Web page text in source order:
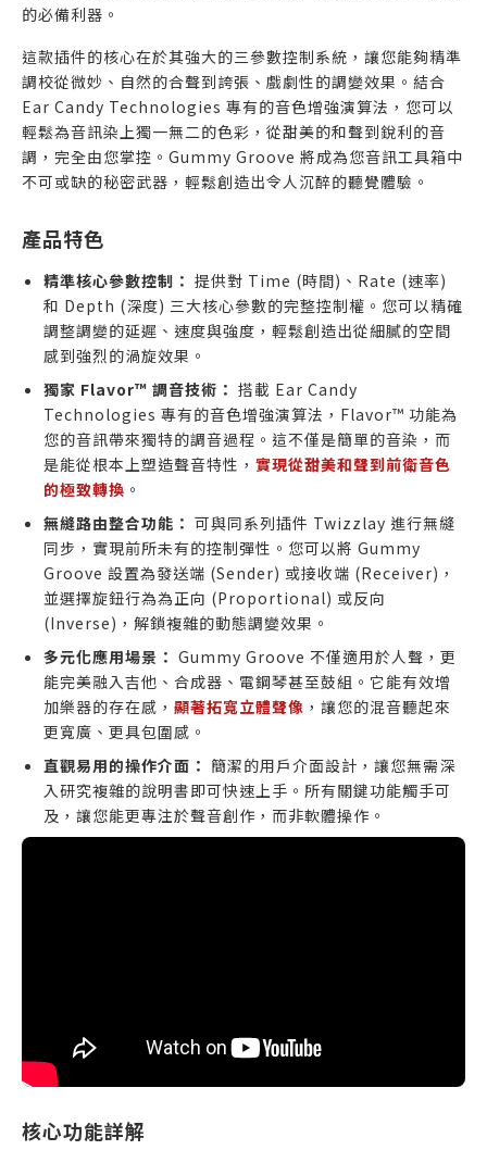
的必備利器。
這款插件的核心在於其強大的三參數控制系統，讓您能夠精準
調校從微妙、自然的合聲到誇張、戲劇性的調變效果。結合
Ear Candy Technologies 專有的音色增強演算法，您可以
輕鬆為音訊染上獨一無二的色彩，從甜美的和聲到銳利的音
調，完全由您掌控。Gummy Groove 將成為您音訊工具箱中
不可或缺的秘密武器，輕鬆創造出令人沉醉的聽覺體驗。
產品特色
精準核心參數控制： 提供對 Time (時間)、Rate (速率)
和 Depth (深度) 三大核心參數的完整控制權。您可以精確
調整調變的延遲、速度與強度，輕鬆創造出從細膩的空間
感到強烈的渦旋效果。
獨家 Flavor™ 調音技術： 搭載 Ear Candy
Technologies 專有的音色增強演算法，Flavor™ 功能為
您的音訊帶來獨特的調音過程。這不僅是簡單的音染，而
是能從根本上塑造聲音特性， 實現從甜美和聲到前衛音色
的極致轉換 。
無縫路由整合功能： 可與同系列插件 Twizzlay 進行無縫
同步，實現前所未有的控制彈性。您可以將 Gummy
Groove 設置為發送端 (Sender) 或接收端 (Receiver)，
並選擇旋鈕行為為正向 (Proportional) 或反向
(Inverse)，解鎖複雜的動態調變效果。
多元化應用場景： Gummy Groove 不僅適用於人聲，更
能完美融入吉他、合成器、電鋼琴甚至鼓組。它能有效增
加樂器的存在感， 顯著拓寬立體聲像 ，讓您的混音聽起來
更寬廣、更具包圍感。
直觀易用的操作介面： 簡潔的用戶介面設計，讓您無需深
入研究複雜的說明書即可快速上手。所有關鍵功能觸手可
及，讓您能更專注於聲音創作，而非軟體操作。
核心功能詳解